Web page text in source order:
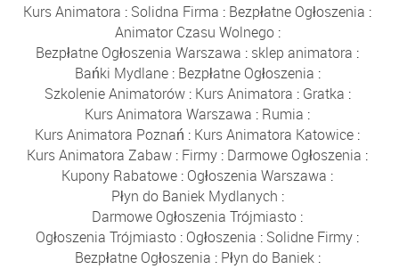
Kurs Animatora : Solidna Firma : Bezpłatne Ogłoszenia :
Animator Czasu Wolnego:
Bezpłatne Ogłoszenia Warszawa : sklep animatora :
Bańki Mydlane: Bezpłatne Ogłoszenia :
Szkolenie Animatorów: Kurs Animatora : Gratka :
Kurs Animatora Warszawa : Rumia :
Kurs Animatora Poznań : Kurs Animatora Katowice :
Kurs Animatora Zabaw : Firmy : Darmowe Ogłoszenia :
Kupony Rabatowe : Ogłoszenia Warszawa :
Płyn do Baniek Mydlanych :
Darmowe Ogłoszenia Trójmiasto :
Ogłoszenia Trójmiasto : Ogłoszenia : Solidne Firmy :
Bezpłatne Ogłoszenia : Płyn do Baniek: